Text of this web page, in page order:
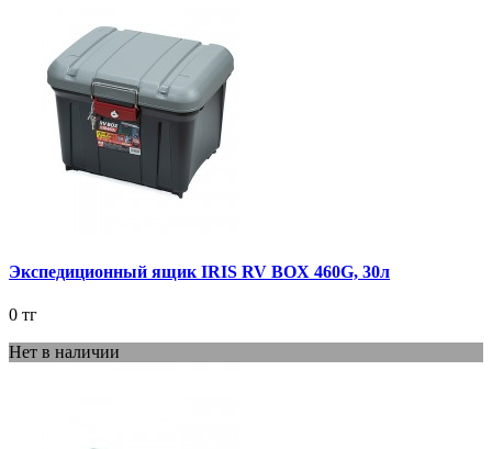
Экспедиционный ящик IRIS RV BOX 460G, 30л
0 тг
Нет в наличии